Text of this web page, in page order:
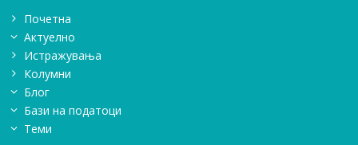
Почетна
Актуелно
Истражувањa
Колумни
Блог
Бази на податоци
Теми